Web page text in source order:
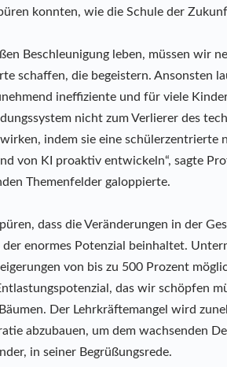
konnten, wie die Schule der
Beschleunigung leben, müssen wir
schaffen, die begeistern. Ansonsten
ineffiziente und für viele
nicht zum Verlierer des
indem sie eine
von KI proaktiv entwickeln“, sagte
Themenfelder galoppierte.
dass die Veränderungen in der
enormes Potenzial beinhaltet.
von bis zu 500 Prozent
das wir schöpfen
Der Lehrkräftemangel wird
abzubauen, um dem wachsenden
in seiner Begrüßungsrede.